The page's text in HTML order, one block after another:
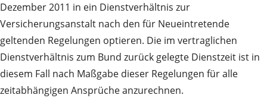
Dezember 2011 in ein Dienstverhältnis zur
Versicherungsanstalt nach den für Neueintretende
geltenden Regelungen optieren. Die im vertraglichen
Dienstverhältnis zum Bund zurück gelegte Dienstzeit ist in
diesem Fall nach Maßgabe dieser Regelungen für alle
zeitabhängigen Ansprüche anzurechnen.